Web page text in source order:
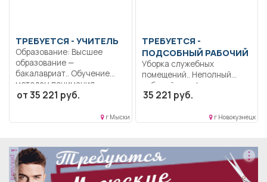
ТРЕБУЕТСЯ - УЧИТЕЛЬ
Образование: Высшее
образование —
бакалавриат.. Обучение
методам понимания
сообщения:...
от 35 221 руб.
г Мыски
ТРЕБУЕТСЯ -
ПОДСОБНЫЙ РАБОЧИЙ
Уборка служебных
помещений.. Неполный
рабочий день/неполная
рабочая неделя..
35 221 руб.
г Новокузнецк
реклама